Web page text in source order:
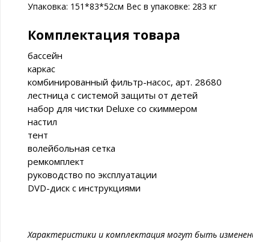
Упаковка: 151*83*52см Вес в упаковке: 283 кг
Комплектация товара
бассейн
каркас
комбинированный фильтр-насос, арт. 28680
лестница с системой защиты от детей
набор для чистки Deluxe со скиммером
настил
тент
волейбольная сетка
ремкомплект
руководство по эксплуатации
DVD-диск с инструкциями
Характеристики и комплектация могут быть